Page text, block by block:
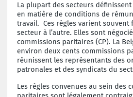
La plupart des secteurs
en matière de conditions de
travail. Ces règles varient souvent
secteur à l’autre. Elles sont
commissions paritaires (CP). La
environ deux cents commissions
réunissent les représentants des
patronales et des syndicats du
Les règles convenues au sein des